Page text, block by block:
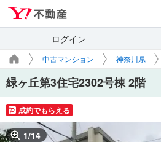
ログイン
中古マンション 神奈川県
緑ヶ丘第3住宅2302号棟 2階
成約でもらえる
1/14